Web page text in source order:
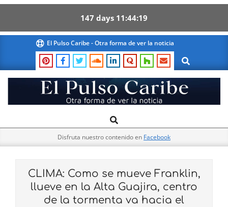
147 days 11 44 18
content
El Pulso Caribe - Otra forma de ver la noticia
Search
El
Pulso
Navigation
Search
Disfruta nuestro contenido en Facebook
CLIMA: Como se mueve Franklin,
llueve en la Alta Guajira, centro
de la tormenta va hacia el